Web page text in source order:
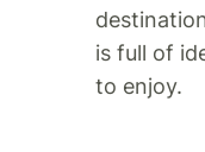
is full of
to enjoy.